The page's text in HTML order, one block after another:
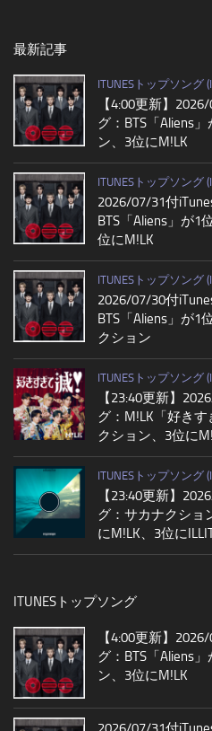
最新記事
ITUNESトップソング
【4:00更新】
グ：BTS「Aliens
ン、3位にM!LK
ITUNESトップソング
2026/07/31付
BTS「Aliens」が1
位にM!LK
ITUNESトップソング
2026/07/30付
BTS「Aliens」が1
クション
ITUNESトップソング
【23:40更新】
グ：M!LK「好き
クション、3位に
ITUNESトップソング
【23:40更新】
グ：サカナクショ
にM!LK、3位に
ITUNESトップソング
【4:00更新】
グ：BTS「Aliens
ン、3位にM!LK